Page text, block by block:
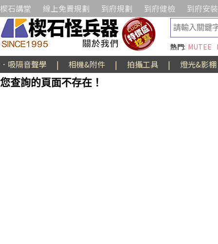
楔石講堂 線上免費規劃 到府規劃 到府健檢 到府安裝
熱門: MUTEE
．吸隔音聲學 | 相機&附件 | 拍攝工具 |
燈光&影棚
您查詢的頁面不存在！